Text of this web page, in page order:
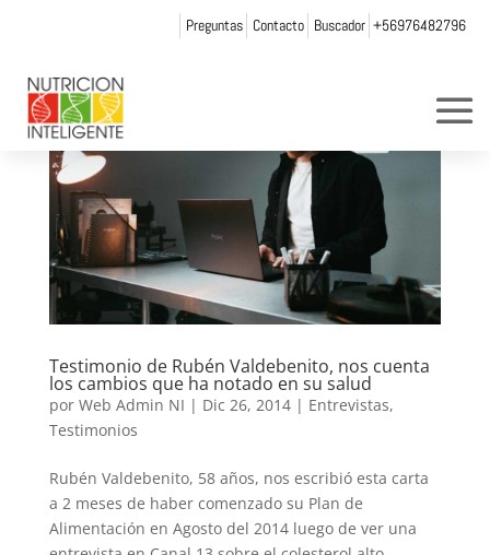
Preguntas Contacto Buscador +56976482796
Testimonio de Rubén Valdebenito, nos cuenta
los cambios que ha notado en su salud
por Web Admin NI | Dic 26, 2014| Entrevistas,
Testimonios
Rubén Valdebenito, 58 años, nos escribió esta carta
a 2 meses de haber comenzado su Plan de
Alimentación en Agosto del 2014 luego de ver una